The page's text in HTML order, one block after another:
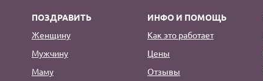
ПОЗДРАВИТЬ
Женщину
Мужчину
Маму
ИНФО И ПОМОЩЬ
Как это работает
Цены
Отзывы